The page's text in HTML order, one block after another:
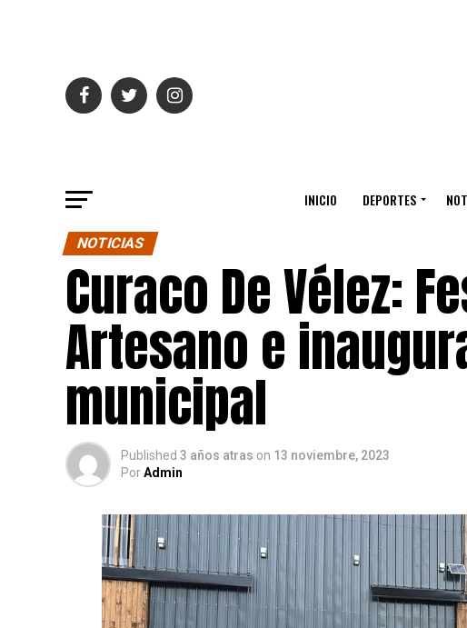
INICIO DEPORTES
NOTICIAS
Curaco De Vélez:
Artesano e
municipal
Published 3 años atras on 13 noviembre, 2023
PorAdmin